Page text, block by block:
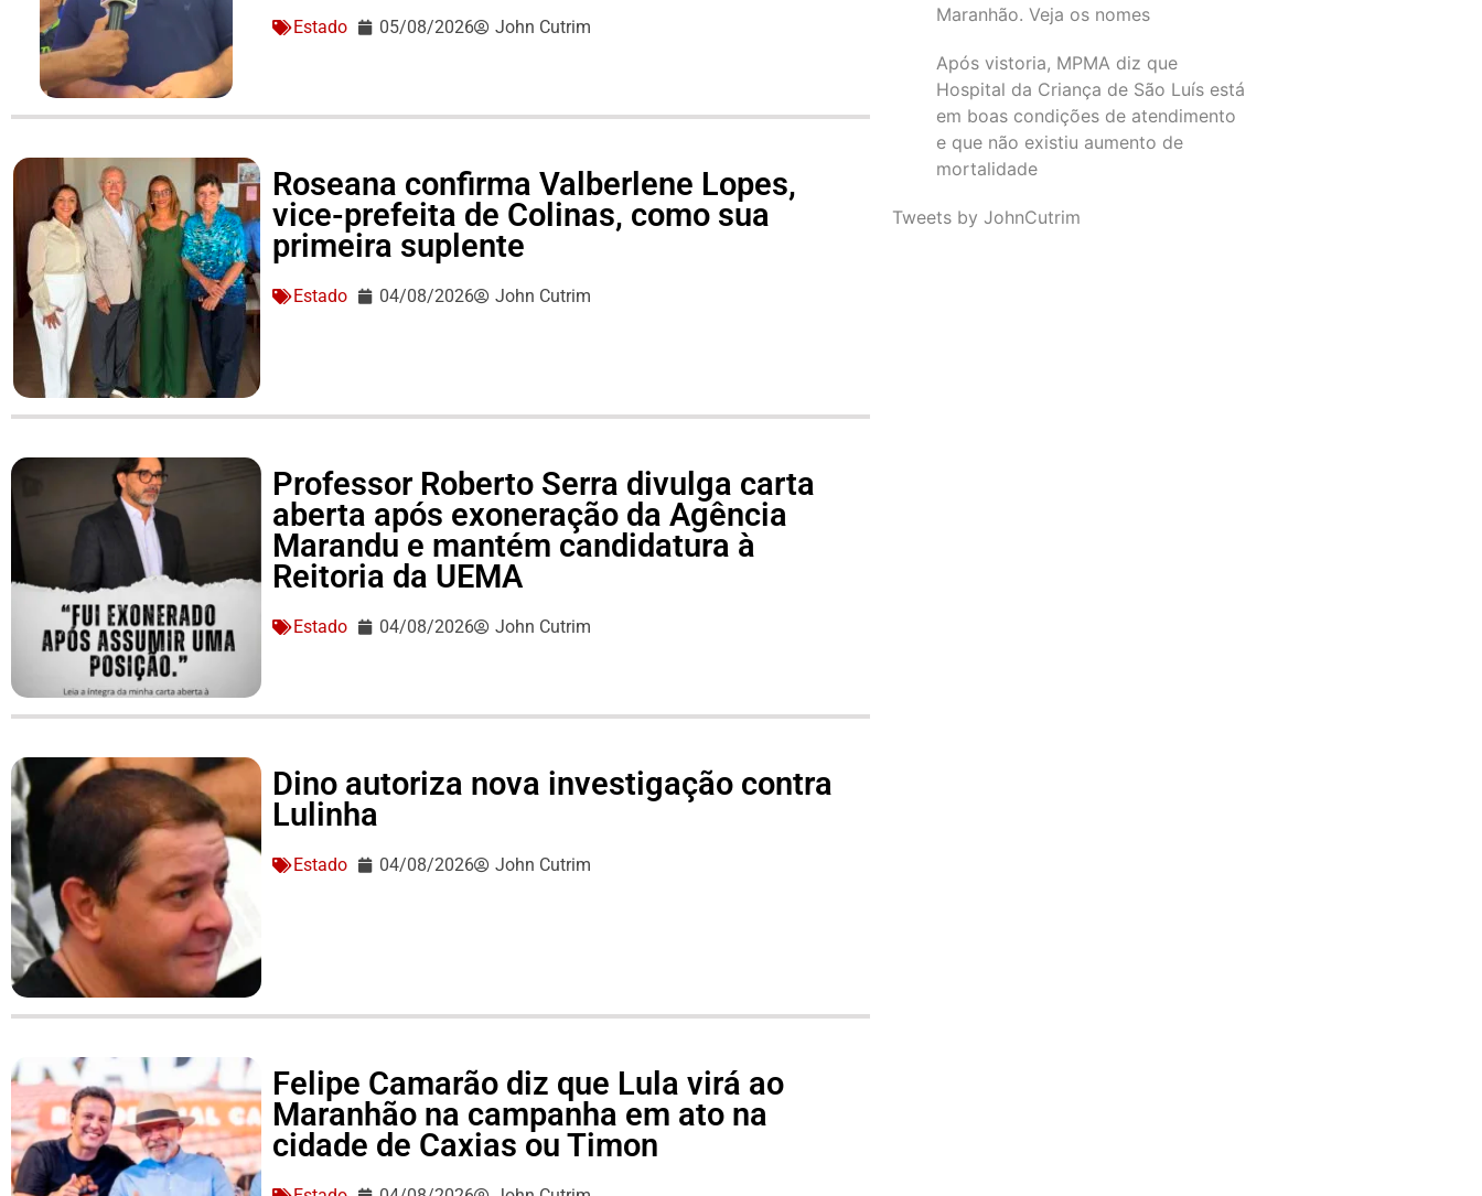
Estado 05/08/2026 John Cutrim
Roseana confirma Valberlene Lopes,
vice-prefeita de Colinas, como sua
primeira suplente
Estado 04/08/2026 John Cutrim
Professor Roberto Serra divulga carta
aberta após exoneração da Agência
Marandu e mantém candidatura à
Reitoria da UEMA
Estado 04/08/2026 John Cutrim
Dino autoriza nova investigação contra
Lulinha
Estado 04/08/2026 John Cutrim
Felipe Camarão diz que Lula virá ao
Maranhão na campanha em ato na
cidade de Caxias ou Timon
Maranhão. Veja os nomes
Após vistoria, MPMA diz que
Hospital da Criança de São Luís está
em boas condições de atendimento
e que não existiu aumento de
mortalidade
Tweets by JohnCutrim